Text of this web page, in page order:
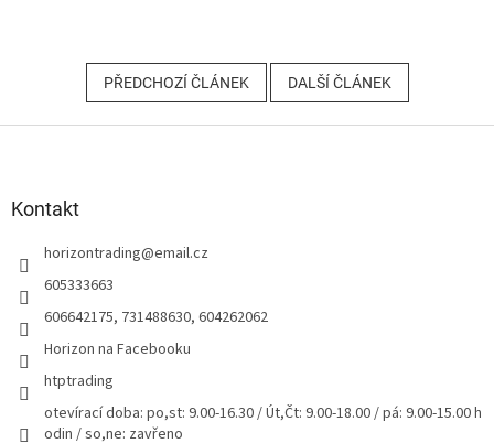
PŘEDCHOZÍ ČLÁNEK DALŠÍ ČLÁNEK
Kontakt
horizontrading@email.cz
605333663
606642175, 731488630, 604262062
Horizon na Facebooku
htptrading
otevírací doba: po,st: 9.00-16.30 / Út,Čt: 9.00-18.00 / pá: 9.00-15.00 h
odin / so,ne: zavřeno